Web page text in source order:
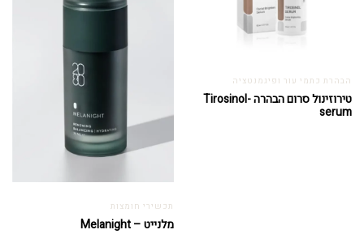
הבהרת כתמי עור ופיגמנטציה
טירוזינול סרום הבהרה -Tirosinol
serum
תכשירי חומצות
מלנייט – Melanight